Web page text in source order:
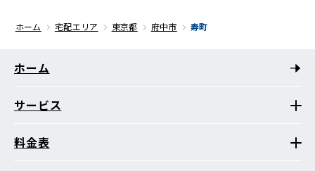
ホーム 宅配エリア 東京都 府中市 寿町
ホーム
サービス
料金表